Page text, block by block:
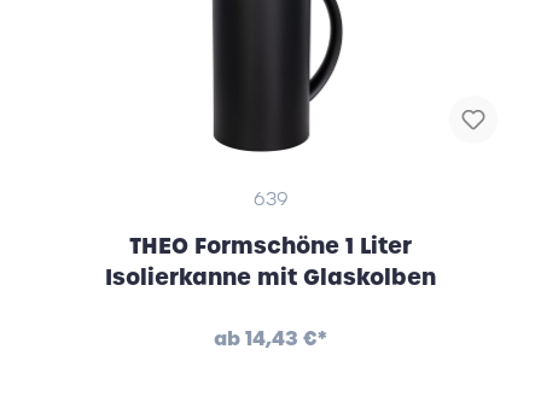
639
THEO Formschöne 1 Liter
Isolierkanne mit Glaskolben
ab14,43 €*